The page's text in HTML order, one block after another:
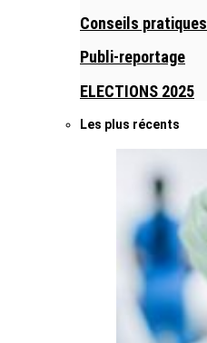
Conseils pratiques
Publi-reportage
ELECTIONS 2025
Les plus récents